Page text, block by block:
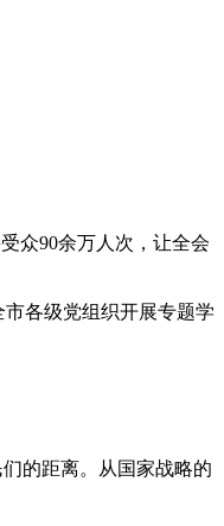
众90余万人次，让全会
各级党组织开展专题学
的距离。从国家战略的